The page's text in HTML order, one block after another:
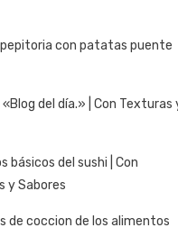
pepitoria con patatas puente
«Blog del día.» | Con Texturas
básicos del sushi | Con
y Sabores
de coccion de los alimentos